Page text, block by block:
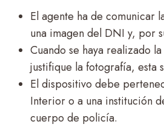
El agente ha de comunicar
una imagen del DNI y, por
Cuando se haya realizado
justifique la fotografía, esta
El dispositivo debe
Interior o a una institución
cuerpo de policía.